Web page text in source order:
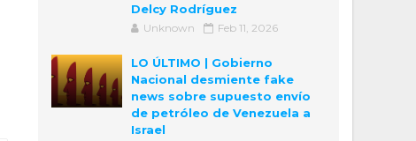
Delcy Rodríguez
Unknown Feb 11, 2026
LO ÚLTIMO | Gobierno
Nacional desmiente fake
news sobre supuesto envío
de petróleo de Venezuela a
Israel